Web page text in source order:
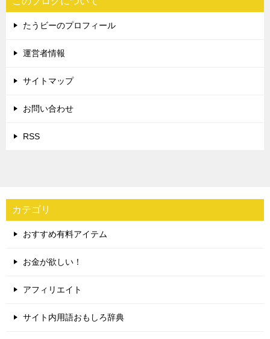
たうビーのプロフィール
運営者情報
サイトマップ
お問い合わせ
RSS
カテゴリ
おすすめ有料アイテム
お金が欲しい！
アフィリエイト
サイト内用語おもしろ辞典